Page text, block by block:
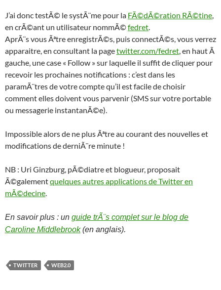
J’ai donc testÃ© le systÃ¨me pour la FÃ©dÃ©ration RÃ©tine,
en crÃ©ant un utilisateur nommÃ©fedret.
AprÃ¨s vous Ãªtre enregistrÃ©s, puis connectÃ©s, vous verrez
apparaitre, en consultant la pagetwitter.com/fedret, en haut Ã
gauche, une case « Follow » sur laquelle il suffit de cliquer pour
recevoir les prochaines notifications : c’est dans les
paramÃ¨tres de votre compte qu’il est facile de choisir
comment elles doivent vous parvenir (SMS sur votre portable
ou messagerie instantanÃ©e).
Impossible alors de ne plus Ãªtre au courant des nouvelles et
modifications de derniÃ¨re minute !
NB : Uri Ginzburg, pÃ©diatre et blogueur, proposait
Ã©galementquelques autres applications de Twitter en
mÃ©decine.
En savoir plus : un guide trÃ¨s complet sur le blog de
Caroline Middlebrook(en anglais).
TWITTER WEB2.0